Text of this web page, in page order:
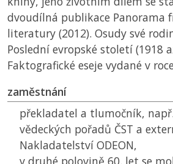
dvoudílná publikace Panorama
literatury (2012). Osudy své
Poslední evropské století (1918
Faktografické eseje vydané v
zaměstnání
překladatel a tlumočník,
vědeckých pořadů ČST a
Nakladatelství ODEON,